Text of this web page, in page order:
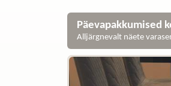
Päevapakkumised
Alljärgnevalt näete